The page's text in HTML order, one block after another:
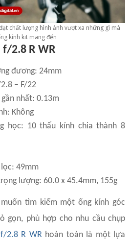
chất lượng hình ảnh vượt xa những gì mà
kính kit mang đến
2.8 R WR
đương: 24mm
– F/22
nhất: 0.13m
Không
học: 10 thấu kính chia thành 8
49mm
lượng: 60.0 x 45.4mm, 155g
tìm kiếm một ống kính góc
gọn, phù hợp cho nhu cầu chụp
2.8 R WRhoàn toàn là một lựa